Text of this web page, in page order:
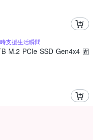
支援生活瞬間
M.2 PCIe SSD Gen4x4 固